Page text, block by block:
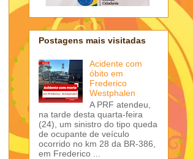
Postagens mais visitadas
Acidente com
óbito em
Frederico
Westphalen
A PRF atendeu,
na tarde desta quarta-feira
(24), um sinistro do tipo queda
de ocupante de veículo
ocorrido no km 28 da BR-386,
em Frederico ...